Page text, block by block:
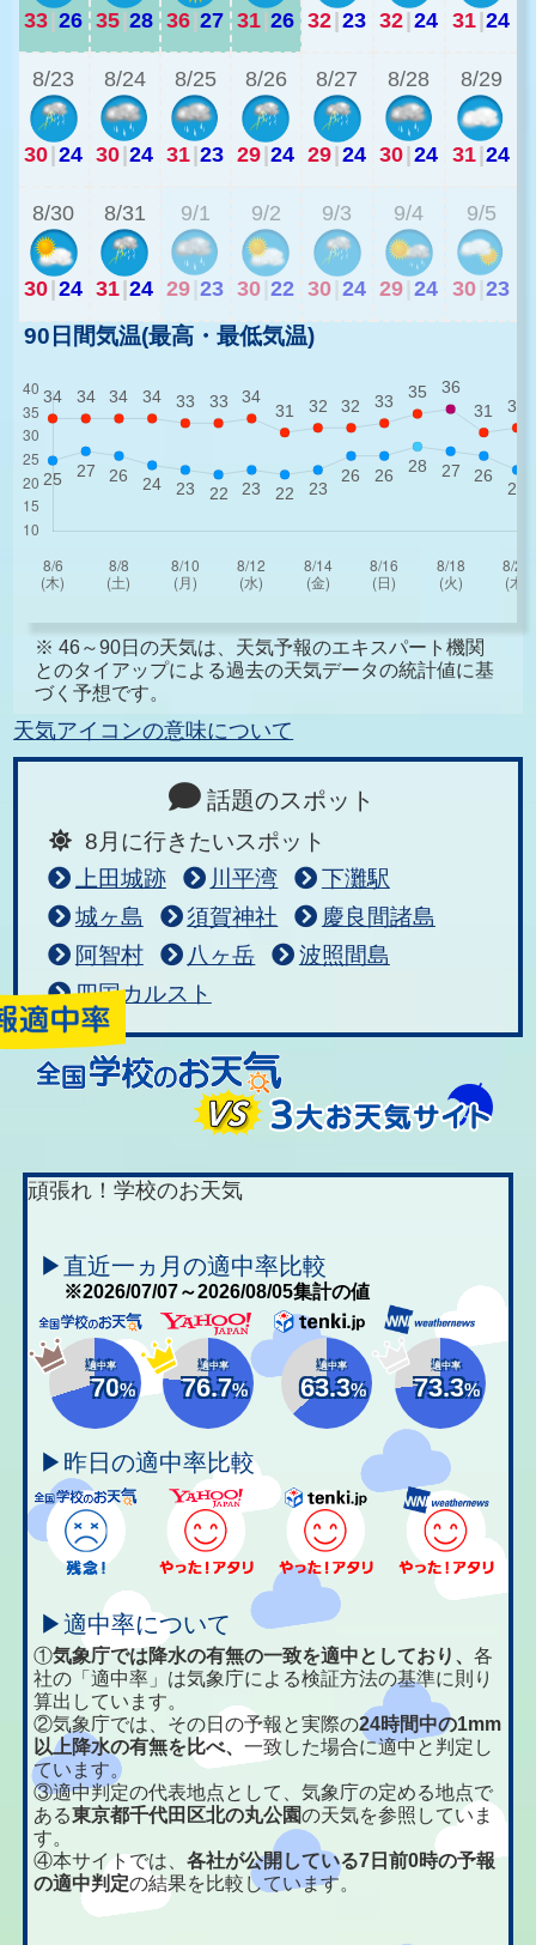
33|26 35|28 36|27 31|26 32|23 32|24 31|24
8/23
30|24
8/24
30|24
8/25
31|23
8/26
29|24
8/27
29|24
8/28
30|24
8/29
31|24
8/30
30|24
8/31
31|24
9/1
29 23
9/2
30 22
9/3
30 24
9/4
29 24
9/5
30 23
90日間気温(最高・最低気温)
※ 46～90日の天気は、天気予報のエキスパート機関
とのタイアップによる過去の天気データの統計値に基
づく予想です。
天気アイコンの意味について
話題のスポット
8月に行きたいスポット
上田城跡
川平湾
下灘駅
城ヶ島
須賀神社
慶良間諸島
阿智村
八ヶ岳
波照間島
四国カルスト
頑張れ！学校のお天気
▶直近一ヵ月の適中率比較
※2026/07/07～2026/08/05集計の値
適中率
70%
適中率
76.7%
適中率
63.3%
適中率
73.3%
▶昨日の適中率比較
▶適中率について
①気象庁では降水の有無の一致を適中としており、各
社の「適中率」は気象庁による検証方法の基準に則り
算出しています。
②気象庁では、その日の予報と実際の24時間中の1mm
以上降水の有無を比べ、一致した場合に適中と判定し
ています。
③適中判定の代表地点として、気象庁の定める地点で
ある東京都千代田区北の丸公園の天気を参照していま
す。
④本サイトでは、各社が公開している7日前0時の予報
の適中判定の結果を比較しています。